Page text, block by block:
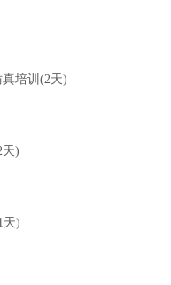
培训(2天)
天)
天)